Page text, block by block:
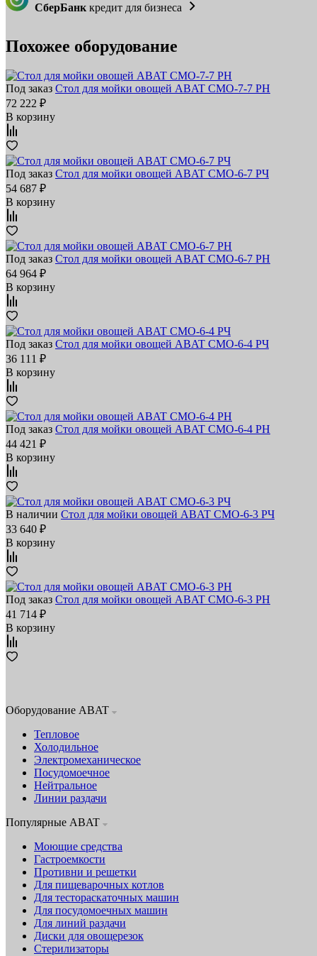
СберБанк кредит для бизнеса
Похожее оборудование
Под заказ Стол для мойки овощей ABAT СМО‑7‑7 РН
72 222 ₽
В корзину
Под заказ Стол для мойки овощей ABAT СМО‑6‑7 РЧ
54 687 ₽
В корзину
Под заказ Стол для мойки овощей ABAT СМО‑6‑7 РН
64 964 ₽
В корзину
Под заказ Стол для мойки овощей ABAT СМО‑6‑4 РЧ
36 111 ₽
В корзину
Под заказ Стол для мойки овощей ABAT СМО‑6‑4 РН
44 421 ₽
В корзину
В наличии Стол для мойки овощей ABAT СМО‑6‑3 РЧ
33 640 ₽
В корзину
Под заказ Стол для мойки овощей ABAT СМО‑6‑3 РН
41 714 ₽
В корзину
Оборудование ABAT
Тепловое
Холодильное
Электромеханическое
Посудомоечное
Нейтральное
Линии раздачи
Популярные ABAT
Моющие средства
Гастроемкости
Противни и решетки
Для пищеварочных котлов
Для тестораскаточных машин
Для посудомоечных машин
Для линий раздачи
Диски для овощерезок
Стерилизаторы